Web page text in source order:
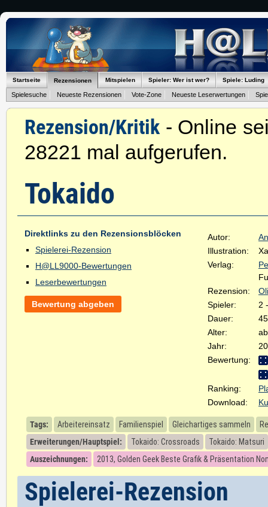
Startseite Rezensionen Mitspielen Spieler: Wer ist wer? Spiele: Luding
Spielesuche Neueste Rezensionen Vote-Zone Neueste Leserwertungen
Rezension/Kritik - Online
28221 mal aufgerufen.
Tokaido
Direktlinks zu den Rezensionsblöcken
Spielerei-Rezension
H@LL9000-Bewertungen
Leserbewertungen
Bewertung abgeben
Autor:
Illustration:
Verlag:
Rezension:
Spieler:
2
Dauer:
Alter:
Jahr:
Bewertung:
Ranking:
Download:
Tags: Arbeitereinsatz Familienspiel Gleichartiges sammeln
Erweiterungen/Hauptspiel:
Tokaido: Crossroads
Tokaido: Matsuri
Auszeichnungen:
2013, Golden Geek Beste Grafik & Präsentation
Spielerei-Rezension